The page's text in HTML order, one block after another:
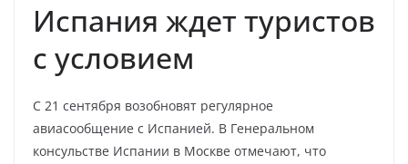
Испания ждет туристов
с условием
С 21 сентября возобновят регулярное
авиасообщение с Испанией. В Генеральном
консульстве Испании в Москве отмечают, что